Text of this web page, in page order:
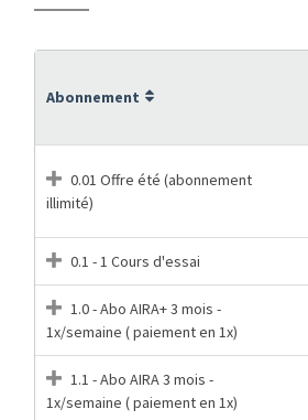
Abonnement
0.01 Offre été (abonnement
illimité)
0.1 - 1 Cours d'essai
1.0 - Abo AIRA+ 3 mois -
1x/semaine ( paiement en 1x)
1.1 - Abo AIRA 3 mois -
1x/semaine ( paiement en 1x)